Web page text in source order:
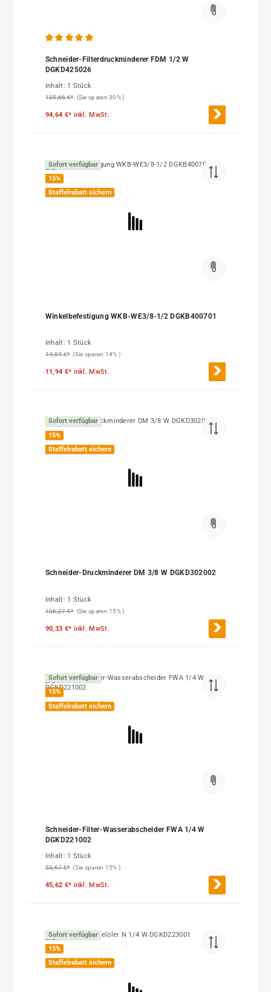
Schneider-Filterdruckminderer FDM 1/2 W
DGKD425026
Inhalt: 1 Stück
135,66 €* (Sie sparen 30% )
94,64 €* inkl. MwSt.
Sofort verfügbar
15%
Staffelrabatt sichern
Winkelbefestigung WKB-WE3/8-1/2 DGKB400701
Inhalt: 1 Stück
14,04 €* (Sie sparen 14% )
11,94 €* inkl. MwSt.
Sofort verfügbar
15%
Staffelrabatt sichern
Schneider-Druckminderer DM 3/8 W DGKD302002
Inhalt: 1 Stück
106,27 €* (Sie sparen 15% )
90,33 €* inkl. MwSt.
Sofort verfügbar
15%
Staffelrabatt sichern
Schneider-Filter-Wasserabscheider FWA 1/4 W
DGKD221002
Inhalt: 1 Stück
53,67 €* (Sie sparen 15% )
45,62 €* inkl. MwSt.
Sofort verfügbar
15%
Staffelrabatt sichern